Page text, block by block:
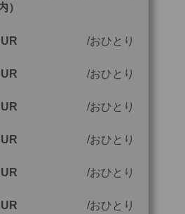
）
おひとり
おひとり
おひとり
おひとり
おひとり
おひとり